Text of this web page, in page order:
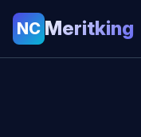
NC Meritking